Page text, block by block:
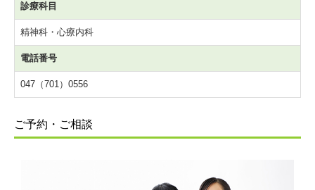
診療科目
精神科・心療内科
電話番号
047（701）0556
ご予約・ご相談